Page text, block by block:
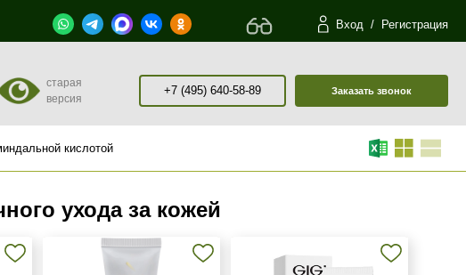
Вход / Регистрация
старая
версия
+7 (495) 640-58-89 Заказать звонок
кислотой
ухода за кожей